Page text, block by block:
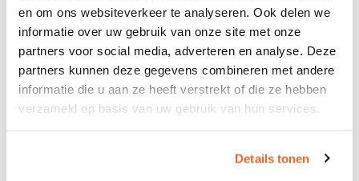
en om ons websiteverkeer te analyseren. Ook delen we
informatie over uw gebruik van onze site met onze
partners voor social media, adverteren en analyse. Deze
partners kunnen deze gegevens combineren met andere
informatie die u aan ze heeft verstrekt of die ze hebben
verzameld op basis van uw gebruik van hun services.
Details tonen
Dedesignstoel North Cape Velitois een simpele maar
strak vormgegeven stoel. De North Cape is een
multifunctionele designstoel, die dankzij de Velito-stof in
veel kantoren, vergaderruimtes, directieruimtes of zelfs in
uw woonkamer de show kan stelen.
Kleurstaal bekijken?
verkrijgbaar in diverse kleuren. Wil je vooraf zeker weten